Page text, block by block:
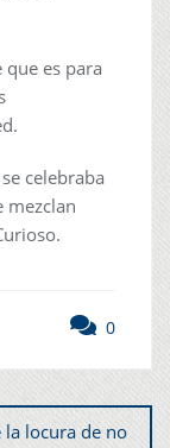
es para
celebraba
mezclan
0
la locura de no